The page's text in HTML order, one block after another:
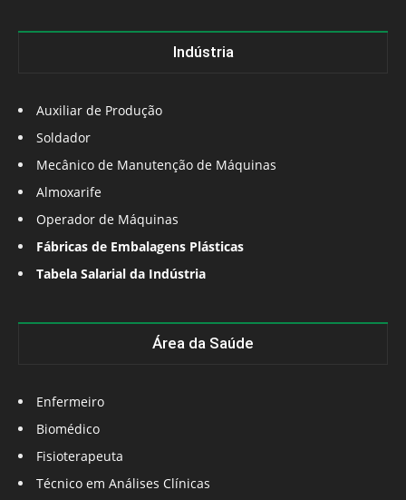
Indústria
Auxiliar de Produção
Soldador
Mecânico de Manutenção de Máquinas
Almoxarife
Operador de Máquinas
Fábricas de Embalagens Plásticas
Tabela Salarial da Indústria
Área da Saúde
Enfermeiro
Biomédico
Fisioterapeuta
Técnico em Análises Clínicas